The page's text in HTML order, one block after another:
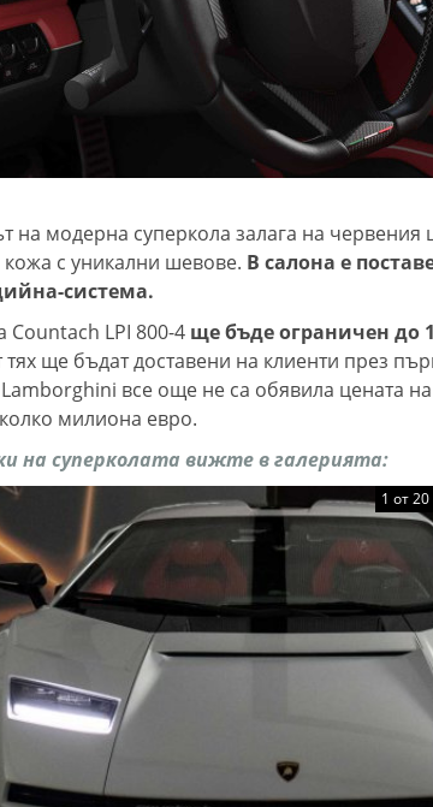
на модерна суперкола залага на червения
кожа с уникални шевове. В салона е
система.
Countach LPI 800-4 ще бъде ограничен до
тях ще бъдат доставени на клиенти през
все още не са обявила цената
милиона евро.
на суперколата вижте в галерията:
1 от